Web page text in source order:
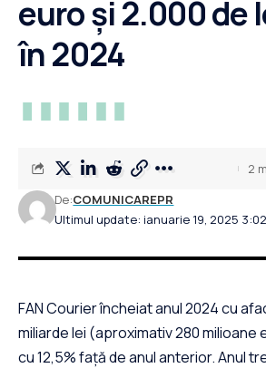
euro și 2.000 de
în 2024
Ultimul update: ianuarie 19, 2025
De:COMUNICAREPR
2
FAN Courier încheiat anul 2024 cu
miliarde lei (aproximativ 280 milioane
cu 12,5% față de anul anterior. Anul